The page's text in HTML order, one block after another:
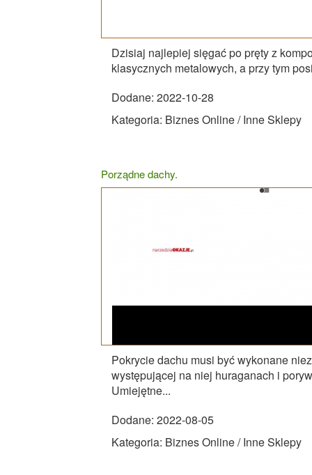
Dzisiaj najlepiej sięgać po pręty z
klasycznych metalowych, a przy tym
Dodane: 2022-10-28
Kategoria: Biznes Online / Inne Sklepy
Porządne dachy.
Pokrycie dachu musi być wykonane
występującej na niej huraganach i
Umiejętne...
Dodane: 2022-08-05
Kategoria: Biznes Online / Inne Sklepy